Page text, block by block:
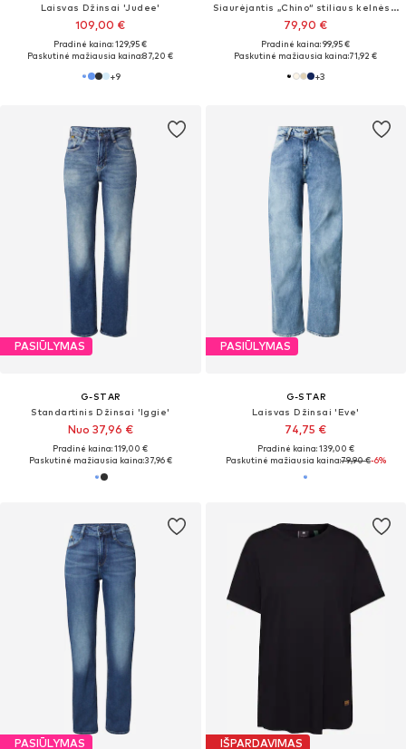
Laisvas Džinsai 'Judee'
109,00 €
Pradinė kaina: 129,95 €
Paskutinė mažiausia kaina:87,20 €
+9
Siaurėjantis „Chino“ stiliaus kelnės 'Kate'
79,90 €
Pradinė kaina: 99,95 €
Paskutinė mažiausia kaina:71,92 €
+3
PASIŪLYMAS
G-STAR
Standartinis Džinsai 'Iggie'
Nuo 37,96 €
Pradinė kaina: 119,00 €
Paskutinė mažiausia kaina:37,96 €
PASIŪLYMAS
G-STAR
Laisvas Džinsai 'Eve'
74,75 €
Pradinė kaina: 139,00 €
Paskutinė mažiausia kaina:79,90 €-6%
PASIŪLYMAS IŠPARDAVIMAS